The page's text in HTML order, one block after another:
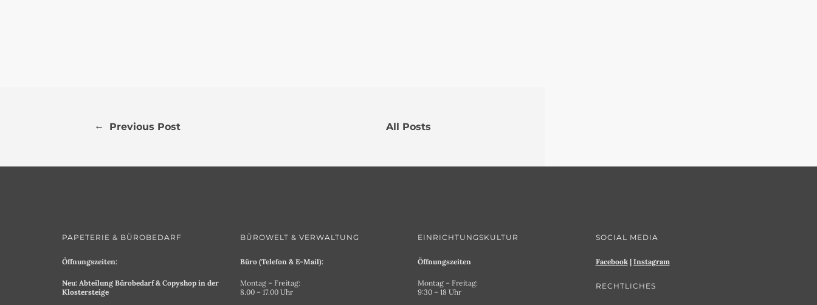
← Previous Post All Posts
PAPETERIE & BÜROBEDARF
Öffnungszeiten:
Neu: Abteilung Bürobedarf & Copyshop in der
Klostersteige
BÜROWELT & VERWALTUNG
Büro (Telefon & E-Mail):
Montag – Freitag:
8.00 – 17.00 Uhr
EINRICHTUNGSKULTUR
Öffnungszeiten
Montag – Freitag:
9:30 – 18 Uhr
SOCIAL MEDIA
Facebook| Instagram
RECHTLICHES